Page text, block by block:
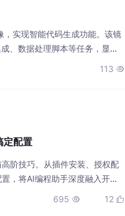
实现智能代码生成功能。该镜
、数据处理脚本等任务，显著
113 
配置
阶技巧。从插件安装、授权配
，将AI编程助手深度融入开发
695  12 